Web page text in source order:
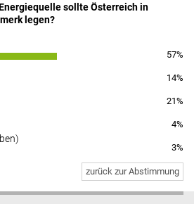
sollte Österreich in
legen?
57%
14%
21%
4%
3%
zurück zur Abstimmung